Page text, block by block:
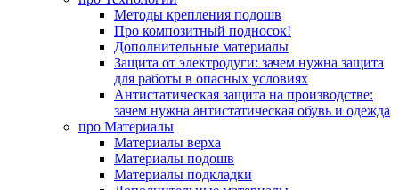
Методы крепления подошв
Про композитный подносок!
Дополнительные материалы
Защита от электродуги: зачем нужна защита
для работы в опасных условиях
Антистатическая защита на производстве:
зачем нужна антистатическая обувь и одежда
про Материалы
Материалы верха
Материалы подошв
Материалы подкладки